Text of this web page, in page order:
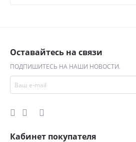
Оставайтесь на связи
ПОДПИШИТЕСЬ НА НАШИ НОВОСТИ.
Кабинет покупателя